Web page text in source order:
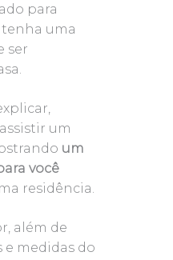
para
tenha uma
ser
um
um
você
residência.
além de
e medidas do